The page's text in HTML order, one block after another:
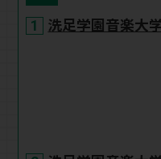
洗足学園音楽大